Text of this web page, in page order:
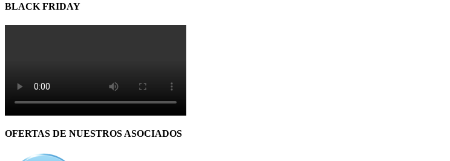
BLACK FRIDAY
OFERTAS DE NUESTROS ASOCIADOS